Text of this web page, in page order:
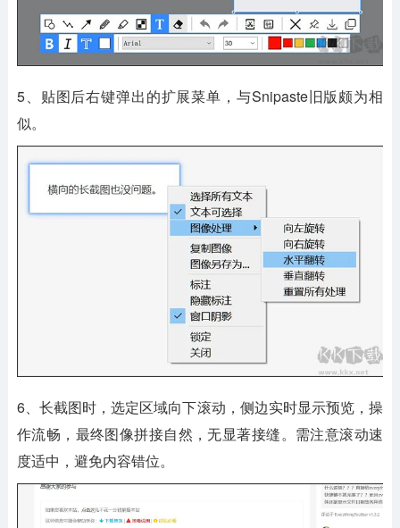
5、贴图后右键弹出的扩展菜单，与Snipaste旧版颇为相
似。
6、长截图时，选定区域向下滚动，侧边实时显示预览，操
作流畅，最终图像拼接自然，无显著接缝。需注意滚动速
度适中，避免内容错位。